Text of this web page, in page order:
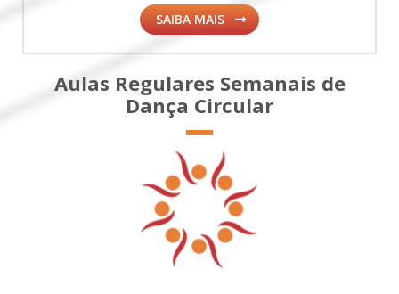
SAIBA MAIS
Aulas Regulares Semanais de
Dança Circular